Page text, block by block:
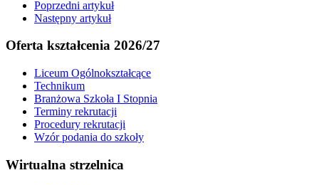
Poprzedni artykuł
Następny artykuł
Oferta kształcenia 2026/27
Liceum Ogólnokształcące
Technikum
Branżowa Szkoła I Stopnia
Terminy rekrutacji
Procedury rekrutacji
Wzór podania do szkoły
Wirtualna strzelnica